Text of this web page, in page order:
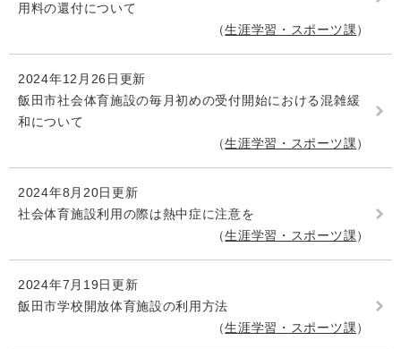
用料の還付について
生涯学習・スポーツ課
2024年12月26日更新
飯田市社会体育施設の毎月初めの受付開始における混雑緩
和について
生涯学習・スポーツ課
2024年8月20日更新
社会体育施設利用の際は熱中症に注意を
生涯学習・スポーツ課
2024年7月19日更新
飯田市学校開放体育施設の利用方法
生涯学習・スポーツ課